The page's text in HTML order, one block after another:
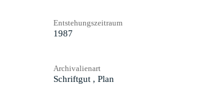
Entstehungszeitraum
1987
Archivalienart
Schriftgut , Plan